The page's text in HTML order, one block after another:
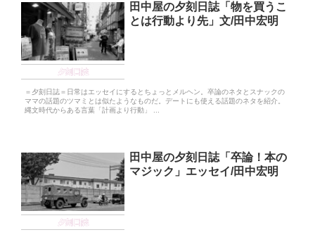
夕刻日誌
田中屋の夕刻日誌「物を買うこ
とは行動より先」文/田中宏明
＝夕刻日誌＝日常はエッセイにするとちょっとメルヘン。卒論のネタとスナックの
ママの話題のツマミとは似たようなものだ。デートにも使える話題のネタを紹介。
縄文時代からある言葉「計画より行動」 ...
夕刻日誌
田中屋の夕刻日誌「卒論！本の
マジック」エッセイ/田中宏明